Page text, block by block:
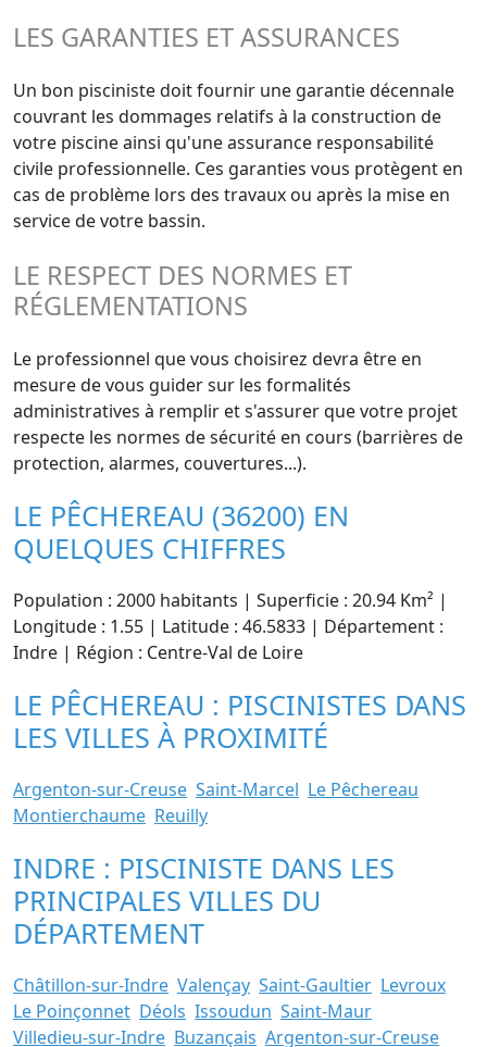
LES GARANTIES ET ASSURANCES
Un bon pisciniste doit fournir une garantie décennale
couvrant les dommages relatifs à la construction de
votre piscine ainsi qu'une assurance responsabilité
civile professionnelle. Ces garanties vous protègent en
cas de problème lors des travaux ou après la mise en
service de votre bassin.
LE RESPECT DES NORMES ET
RÉGLEMENTATIONS
Le professionnel que vous choisirez devra être en
mesure de vous guider sur les formalités
administratives à remplir et s'assurer que votre projet
respecte les normes de sécurité en cours (barrières de
protection, alarmes, couvertures...).
LE PÊCHEREAU (36200) EN
QUELQUES CHIFFRES
Population : 2000 habitants | Superficie : 20.94 Km² |
Longitude : 1.55 | Latitude : 46.5833 | Département :
Indre | Région : Centre-Val de Loire
LE PÊCHEREAU : PISCINISTES DANS
LES VILLES À PROXIMITÉ
Argenton-sur-Creuse Saint-Marcel Le Pêchereau
Montierchaume Reuilly
INDRE : PISCINISTE DANS LES
PRINCIPALES VILLES DU
DÉPARTEMENT
Châtillon-sur-Indre Valençay Saint-Gaultier Levroux
Le Poinçonnet Déols Issoudun Saint-Maur
Villedieu-sur-Indre Buzançais Argenton-sur-Creuse